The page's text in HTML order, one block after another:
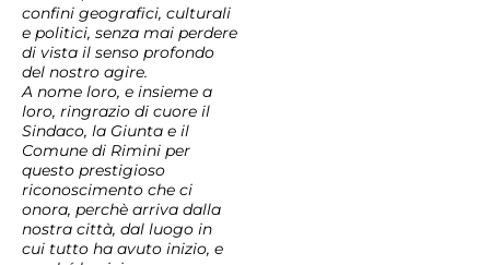
confini geografici, culturali
e politici, senza mai perdere
di vista il senso profondo
del nostro agire.
A nome loro, e insieme a
loro, ringrazio di cuore il
Sindaco, la Giunta e il
Comune di Rimini per
questo prestigioso
riconoscimento che ci
onora, perchè arriva dalla
nostra città, dal luogo in
cui tutto ha avuto inizio, e